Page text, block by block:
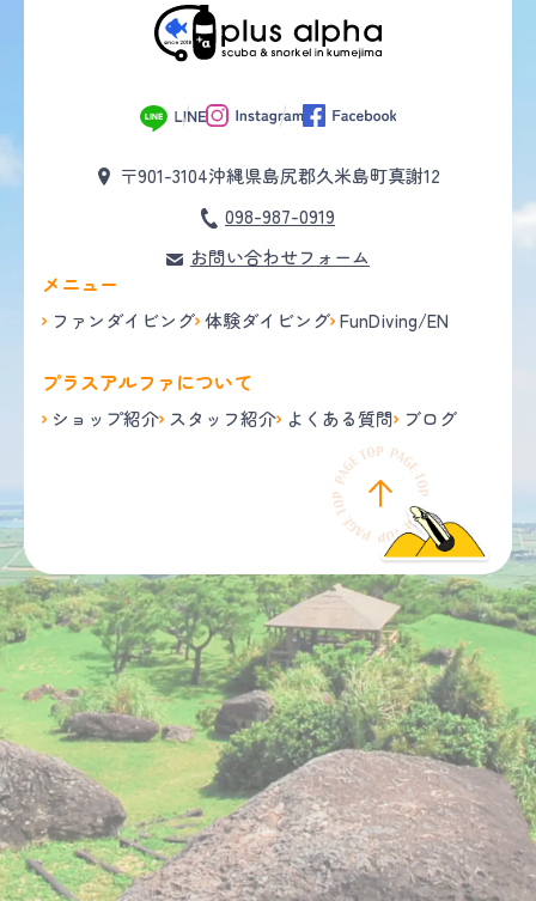
〒901-3104沖縄県島尻郡久米島町真謝12
098-987-0919
お問い合わせフォーム
メニュー
ファンダイビング 体験ダイビング FunDiving/EN
プラスアルファについて
ショップ紹介 スタッフ紹介 よくある質問 ブログ